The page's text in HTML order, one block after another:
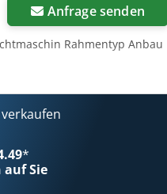
Anfrage senden
Rahmentyp Anbau
*
Sie